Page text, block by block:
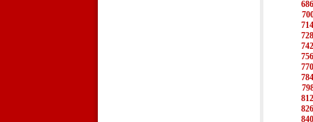
686
714
728
742
756
770
784
812
826
840